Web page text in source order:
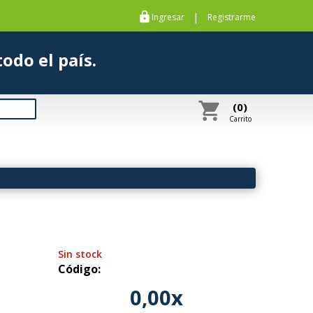
https Ingresar | Registrarme
a todo el país.
shopping_cart (0)
Carrito
Sin stock
Código:
0,00x